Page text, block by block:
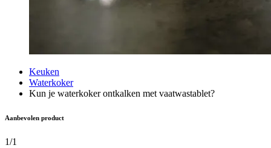
Keuken
Waterkoker
Kun je waterkoker ontkalken met vaatwastablet?
Aanbevolen product
1/1